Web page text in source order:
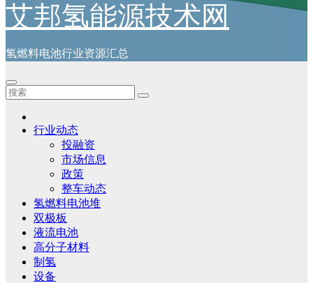
艾邦氢能源技术网
氢燃料电池行业资源汇总
行业动态
投融资
市场信息
政策
整车动态
氢燃料电池堆
双极板
液流电池
高分子材料
制氢
设备